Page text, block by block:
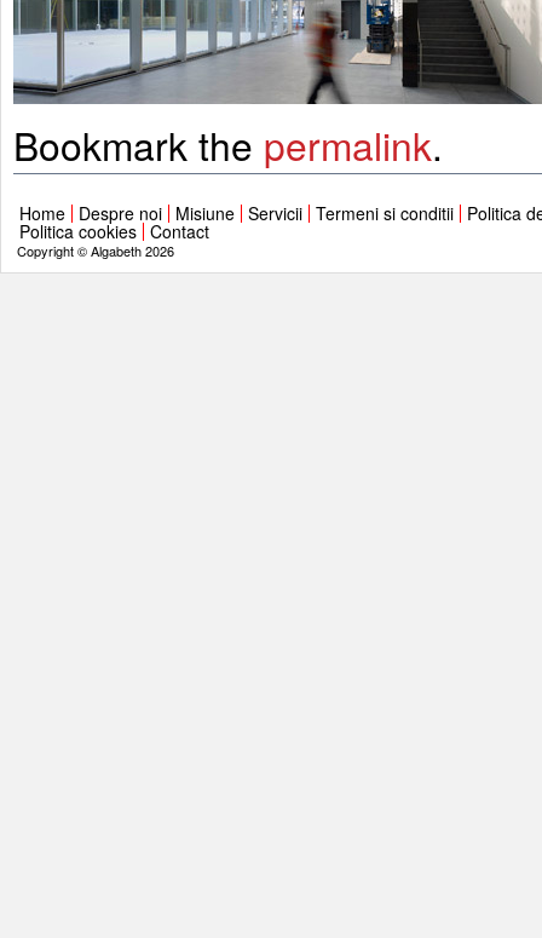
Bookmark the permalink.
Home Despre noi Misiune Servicii Termeni si conditii Politica
Politica cookies Contact
Copyright © Algabeth 2026